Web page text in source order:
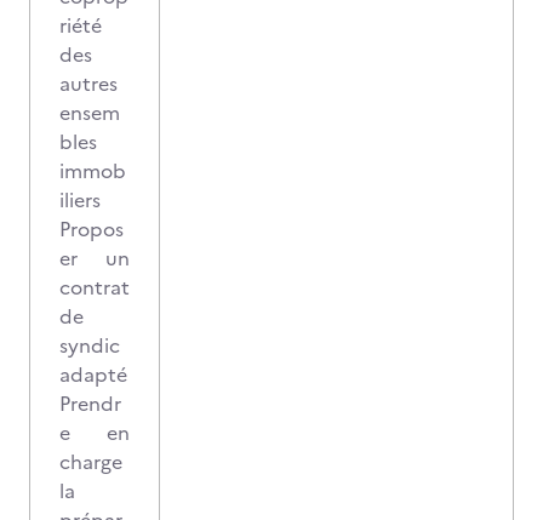
riété
des
autres
ensem
bles
immob
iliers
Propos
er un
contrat
de
syndic
adapté
Prendr
e en
charge
la